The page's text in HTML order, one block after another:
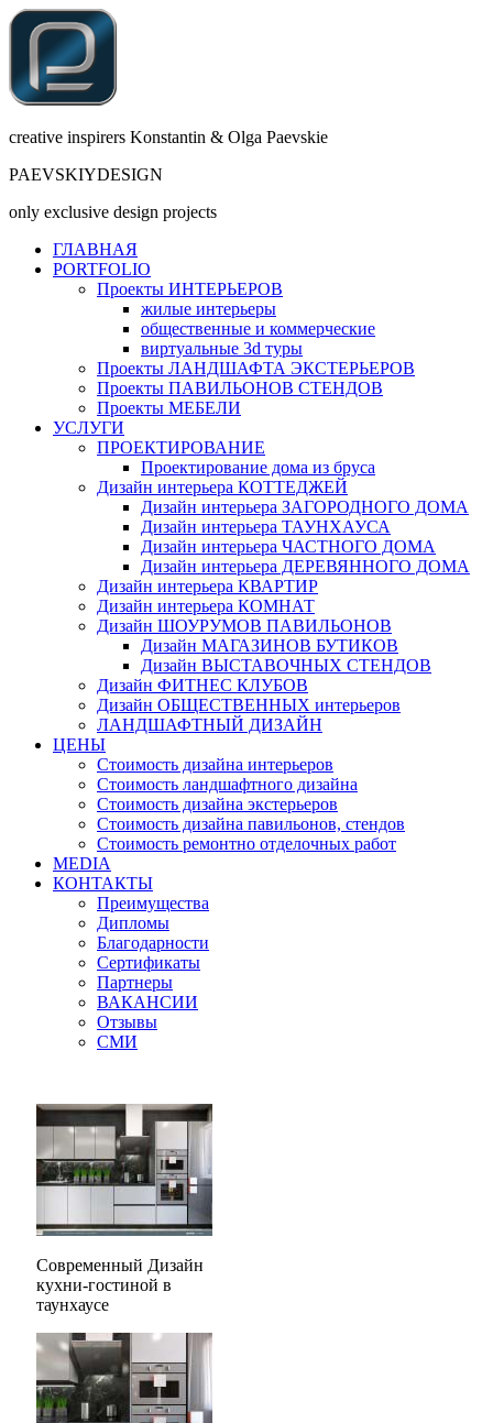
creative inspirers Konstantin & Olga Paevskie
PAEVSKIYDESIGN
only exclusive design projects
ГЛАВНАЯ
PORTFOLIO
Проекты ИНТЕРЬЕРОВ
жилые интерьеры
общественные и коммерческие
виртуальные 3d туры
Проекты ЛАНДШАФТА ЭКСТЕРЬЕРОВ
Проекты ПАВИЛЬОНОВ СТЕНДОВ
Проекты МЕБЕЛИ
УСЛУГИ
ПРОЕКТИРОВАНИЕ
Проектирование дома из бруса
Дизайн интерьера КОТТЕДЖЕЙ
Дизайн интерьера ЗАГОРОДНОГО ДОМА
Дизайн интерьера ТАУНХАУСА
Дизайн интерьера ЧАСТНОГО ДОМА
Дизайн интерьера ДЕРЕВЯННОГО ДОМА
Дизайн интерьера КВАРТИР
Дизайн интерьера КОМНАТ
Дизайн ШОУРУМОВ ПАВИЛЬОНОВ
Дизайн МАГАЗИНОВ БУТИКОВ
Дизайн ВЫСТАВОЧНЫХ СТЕНДОВ
Дизайн ФИТНЕС КЛУБОВ
Дизайн ОБЩЕСТВЕННЫХ интерьеров
ЛАНДШАФТНЫЙ ДИЗАЙН
ЦЕНЫ
Стоимость дизайна интерьеров
Стоимость ландшафтного дизайна
Стоимость дизайна экстерьеров
Стоимость дизайна павильонов, стендов
Стоимость ремонтно отделочных работ
MEDIA
КОНТАКТЫ
Преимущества
Дипломы
Благодарности
Сертификаты
Партнеры
ВАКАНСИИ
Отзывы
СМИ
Современный Дизайн
кухни-гостиной в
таунхаусе